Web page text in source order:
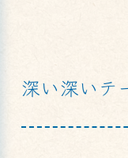
深い深いテ